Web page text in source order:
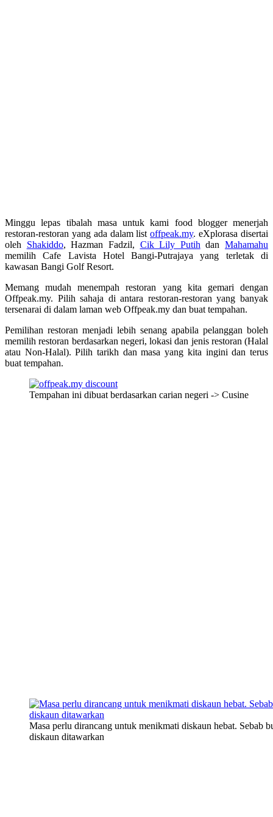
Minggu lepas tibalah masa untuk kami food blogger menerjah
restoran-restoran yang ada dalam listoffpeak.my. eXplorasa disertai
oleh Shakiddo, Hazman Fadzil, Cik Lily Putih dan Mahamahu
memilih Cafe Lavista Hotel Bangi-Putrajaya yang terletak di
kawasan Bangi Golf Resort.
Memang mudah menempah restoran yang kita gemari dengan
Offpeak.my. Pilih sahaja di antara restoran-restoran yang banyak
tersenarai di dalam laman web Offpeak.my dan buat tempahan.
Pemilihan restoran menjadi lebih senang apabila pelanggan boleh
memilih restoran berdasarkan negeri, lokasi dan jenis restoran (Halal
atau Non-Halal). Pilih tarikh dan masa yang kita ingini dan terus
buat tempahan.
Tempahan ini dibuat berdasarkan carian negeri -> Cusine
Masa perlu dirancang untuk menikmati diskaun hebat. Sebab
diskaun ditawarkan